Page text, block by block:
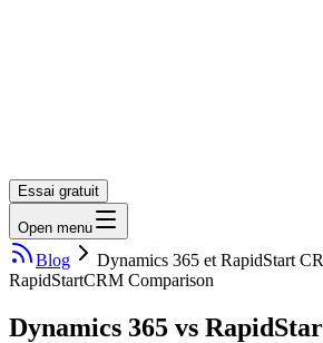
Essai gratuit
Open menu
Blog
Dynamics 365 et RapidStart
RapidStartCRM Comparison
Dynamics 365 vs